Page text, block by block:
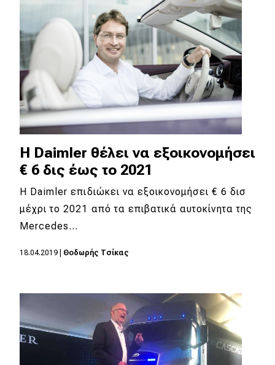
Η Daimler θέλει να εξοικονομήσει
€ 6 δις έως το 2021
Η Daimler επιδιώκει να εξοικονομήσει € 6 δισ
μέχρι το 2021 από τα επιβατικά αυτοκίνητα της
Mercedes…
18.04.2019 Θοδωρής Τσίκας